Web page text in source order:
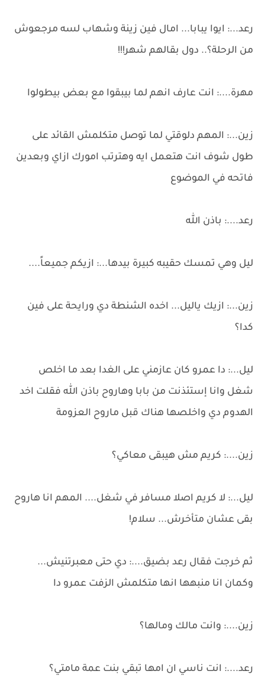
رعد...: ايوا يبابا... امال فين زينة وشهاب لسه مرجعوش
من الرحلة؟.. دول بقالهم شهر!!!
مهرة....: انت عارف انهم لما بيبقوا مع بعض بيطولوا
زين...: المهم دلوقتي لما توصل متكلمش القائد على
طول شوف انت هتعمل ايه وهترتب امورك ازاي وبعدين
فاتحه في الموضوع
رعد....: باذن الله
ليل وهي تمسك حقيبه كبيرة بيدها...: ازيكم جميعاً....
زين...: ازيك ياليل... اخده الشنطة دي ورايحة على فين
كدا؟
ليل...: دا عمرو كان عازمني على الغدا بعد ما اخلص
شغل وانا إستئذنت من بابا وهاروح باذن الله فقلت اخد
الهدوم دي واخلصها هناك قبل ماروح العزومة
زين....: كريم مش هيبقى معاكي؟
ليل...: لا كريم اصلا مسافر في شغل.... المهم انا هاروح
بقى عشان متأخرش... سلام!
ثم خرجت فقال رعد بضيق....: دي حتى معبرتنيش...
وكمان انا منبهها انها متكلمش الزفت عمرو دا
زين....: وانت مالك ومالها؟
رعد....: انت ناسي ان امها تبقي بنت عمة مامتي؟